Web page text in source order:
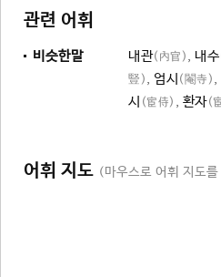
관련 어휘
비슷한말 내관(內官) , 내수
豎) , 엄시 (閹寺) ,
시 (宦侍) , 환자(
어휘 지도 (마우스로 어휘 지도